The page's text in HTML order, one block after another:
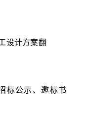
公示、邀标书